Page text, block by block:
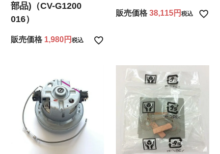
部品)（CV-G1200
016）
販売価格 1,980 税込
販売価格 38,115 税込